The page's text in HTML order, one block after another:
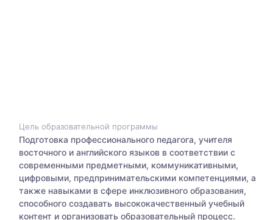
Цель образовательной программы
Подготовка профессионального педагога, учителя
восточного и английского языков в соответствии с
современными предметными, коммуникативными,
цифровыми, предпринимательскими компетенциями, а
также навыками в сфере инклюзивного образования,
способного создавать высококачественный учебный
контент и организовать образовательный процесс.